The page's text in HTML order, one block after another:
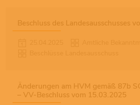
Beschluss des Landesausschusses
Änderungen am HVM gemäß 87b
– VV-Beschluss vom 15.03.2025